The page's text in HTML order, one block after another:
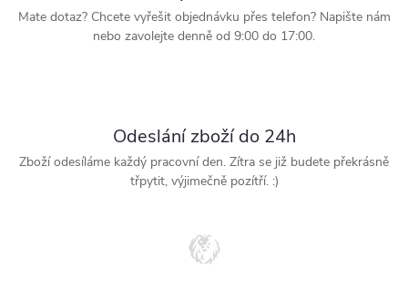
Mate dotaz? Chcete vyřešit objednávku přes telefon? Napište nám
nebo zavolejte denně od 9:00 do 17:00.
Odeslání zboží do 24h
Zboží odesíláme každý pracovní den. Zítra se již budete překrásně
třpytit, výjimečně pozítří. :)